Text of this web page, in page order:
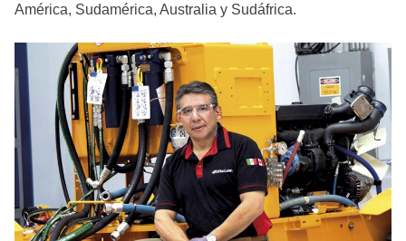
América, Sudamérica, Australia y Sudáfrica.